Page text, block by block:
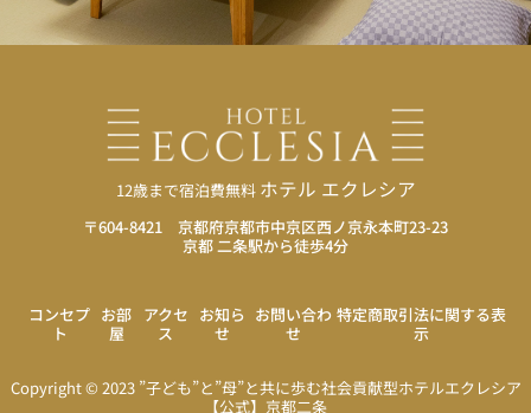
12歳まで宿泊費無料 ホテル エクレシア
〒604-8421 京都府京都市中京区西ノ京永本町23-23
京都 二条駅から徒歩4分
コンセプ
ト
お部
屋
アクセ
ス
お知ら
せ
お問い合わ
せ
特定商取引法に関する表
示
Copyright ©️ 2023 ”子ども”と”母”と共に歩む社会貢献型ホテルエクレシア
【公式】京都二条
Booking 空室・料金を確認する